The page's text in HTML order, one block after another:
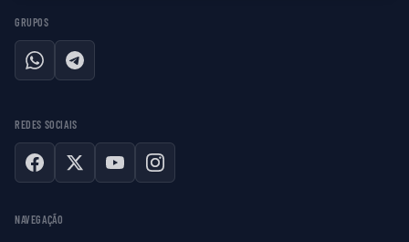
GRUPOS
WhatsAppTelegram
REDES SOCIAIS
Facebook
X YouTubeInstagram
NAVEGAÇÃO